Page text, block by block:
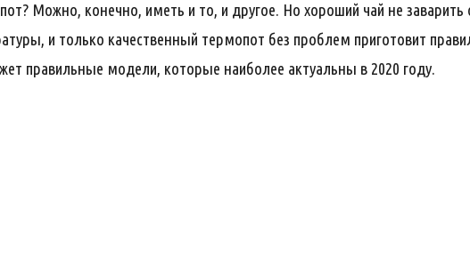
Можно, конечно, иметь и то, и другое. Но хороший чай не
и только качественный термопот без проблем приготовит
правильные модели, которые наиболее актуальны в 2020 году.